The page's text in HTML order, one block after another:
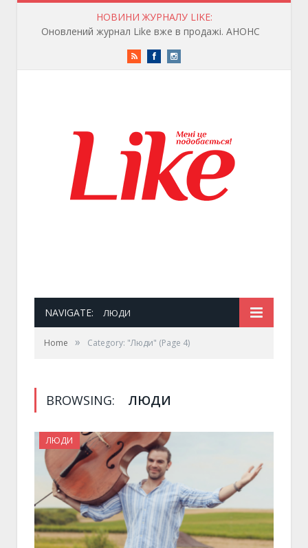
НОВИНИ ЖУРНАЛУ LIKE:
Оновлений журнал Like вже в продажі. АНОНС
RSS FacebookInstagram
NAVIGATE: ЛЮДИ
Home » Category: "Люди" (Page 4)
BROWSING: ЛЮДИ
ЛЮДИ